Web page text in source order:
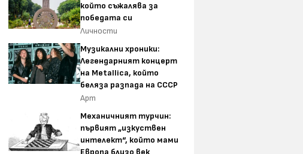
който съжалява за
победата си
Личности
Музикални хроники:
Легендарният концерт
на Metallica, който
беляза разпада на СССР
Арт
Механичният турчин:
първият „изкуствен
интелект“, който мами